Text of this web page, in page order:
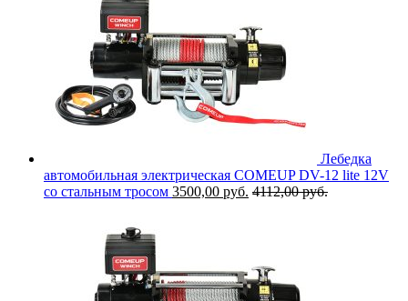
Лебедка
автомобильная электрическая COMEUP DV-12 lite 12V
со стальным тросом 3500,00 руб. 4112,00руб.